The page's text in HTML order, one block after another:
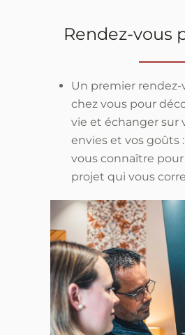
Rendez-vous
Un premier
chez vous pour
vie et échanger sur
envies et vos goûts
vous connaître
projet qui vous